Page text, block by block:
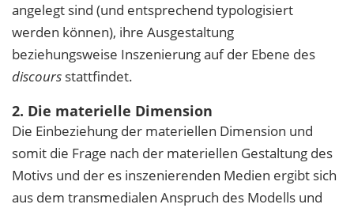
angelegt sind (und entsprechend typologisiert
werden können), ihre Ausgestaltung
beziehungsweise Inszenierung auf der Ebene des
discours stattfindet.
2. Die materielle Dimension
Die Einbeziehung der materiellen Dimension und
somit die Frage nach der materiellen Gestaltung des
Motivs und der es inszenierenden Medien ergibt sich
aus dem transmedialen Anspruch des Modells und